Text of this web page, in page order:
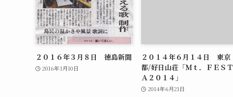
２０１６年３月８日 徳島新聞
2016年3月10日
２０１４年６月１４日 東京
都/好日山荘「Ｍｔ．ＦＥＳＴ
Ａ２０１４」
2014年6月21日